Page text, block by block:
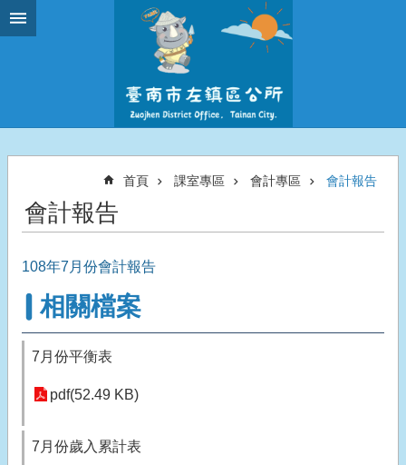
跳到主要內容區塊
首頁 課室專區 會計專區 會計報告
會計報告
108年7月份會計報告
相關檔案
7月份平衡表
pdf(52.49 KB)
7月份歲入累計表